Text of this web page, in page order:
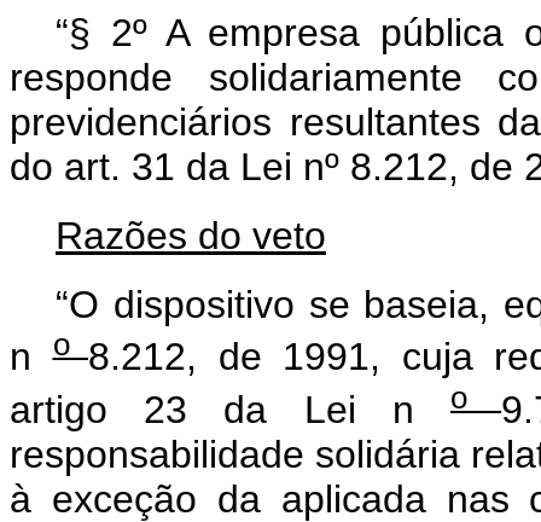
“§ 2º A empresa pública
responde solidariamente
previdenciários resultantes
do art. 31 da Lei nº 8.212, de
Razões do veto
“O dispositivo se baseia,
no 8.212, de 1991, cuja
artigo 23 da Lei n
o
responsabilidade solidária
à exceção da aplicada nas